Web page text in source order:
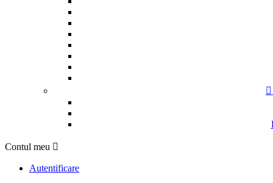

Contul meu 
Autentificare